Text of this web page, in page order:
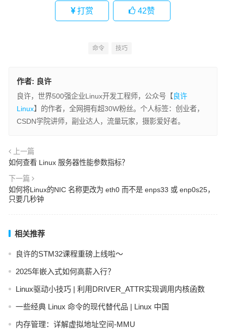
打赏 42赞
命令 技巧
作者: 良许
良许，世界500强企业Linux开发工程师，公众号【 良许
Linux】的作者，全网拥有超30W粉丝。个人标签：创业者，
CSDN学院讲师，副业达人，流量玩家，摄影爱好者。
上一篇
如何查看 Linux 服务器性能参数指标？
下一篇
如何将Linux的NIC 名称更改为 eth0 而不是 enps33 或 enp0s25，
只要几秒钟
相关推荐
良许的STM32课程重磅上线啦～
2025年嵌入式如何高薪入行？
Linux驱动小技巧 | 利用DRIVER_ATTR实现调用内核函数
一些经典 Linux 命令的现代替代品 | Linux 中国
内存管理：详解虚拟地址空间-MMU